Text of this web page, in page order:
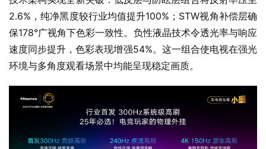
2.6%，纯净黑度较行业均值提升100%；STW视角补偿层确
保178°广视角下色彩一致性。负性液晶技术令透光率与响应
速度同步提升，色彩表现增强54%。这一组合使电视在强光
环境与多角度观看场景中均能呈现稳定画质。